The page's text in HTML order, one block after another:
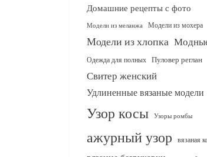
Домашние рецепты с фото
Модели из меланжа Модели из мохера
Модели из хлопка
Одежда для полных Пуловер реглан
Свитер женский
Удлиненные вязаные модели
Узор косы Узоры ромбы
ажурный узор вязаная